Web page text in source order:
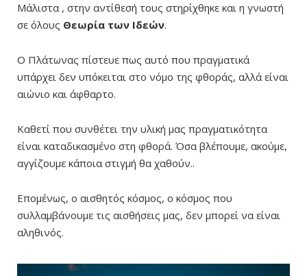
Μάλιστα , στην αντίθεσή τους στηρίχθηκε και η γνωστή
σε όλους Θεωρία των Ιδεών.
Ο Πλάτωνας πίστευε πως αυτό που πραγματικά
υπάρχει δεν υπόκειται στο νόμο της φθοράς, αλλά είναι
αιώνιο και άφθαρτο.
Καθετί που συνθέτει την υλική μας πραγματικότητα
είναι καταδικασμένο στη φθορά. Όσα βλέπουμε, ακούμε,
αγγίζουμε κάποια στιγμή θα χαθούν..
Επομένως, ο αισθητός κόσμος, ο κόσμος που
συλλαμβάνουμε τις αισθήσεις μας, δεν μπορεί να είναι
αληθινός.